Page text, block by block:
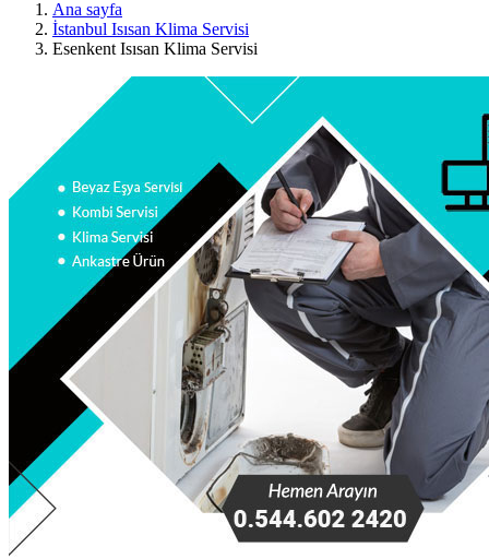
Ana sayfa
İstanbul Isısan Klima Servisi
Esenkent Isısan Klima Servisi